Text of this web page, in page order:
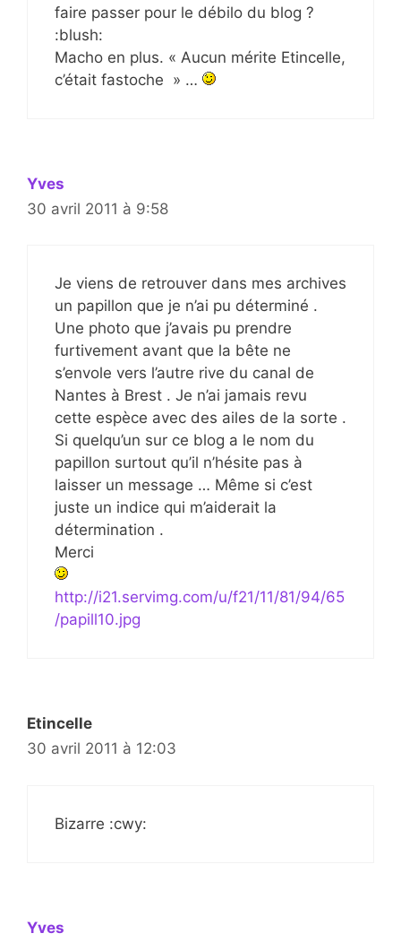
faire passer pour le débilo du blog ?
:blush:
Macho en plus. « Aucun mérite Etincelle,
c’était fastoche » …
Yves
30 avril 2011 à 9:58
Je viens de retrouver dans mes archives
un papillon que je n’ai pu déterminé .
Une photo que j’avais pu prendre
furtivement avant que la bête ne
s’envole vers l’autre rive du canal de
Nantes à Brest . Je n’ai jamais revu
cette espèce avec des ailes de la sorte .
Si quelqu’un sur ce blog a le nom du
papillon surtout qu’il n’hésite pas à
laisser un message … Même si c’est
juste un indice qui m’aiderait la
détermination .
Merci
http://i21.servimg.com/u/f21/11/81/94/65
/papill10.jpg
Etincelle
30 avril 2011 à 12:03
Bizarre :cwy:
Yves